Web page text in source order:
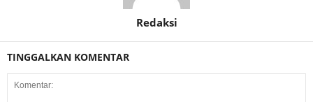
Redaksi
TINGGALKAN KOMENTAR